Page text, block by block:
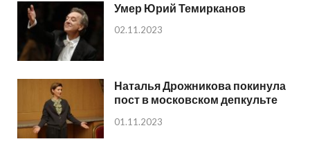
Умер Юрий Темирканов
02.11.2023
Наталья Дрожникова покинула
пост в московском депкульте
01.11.2023